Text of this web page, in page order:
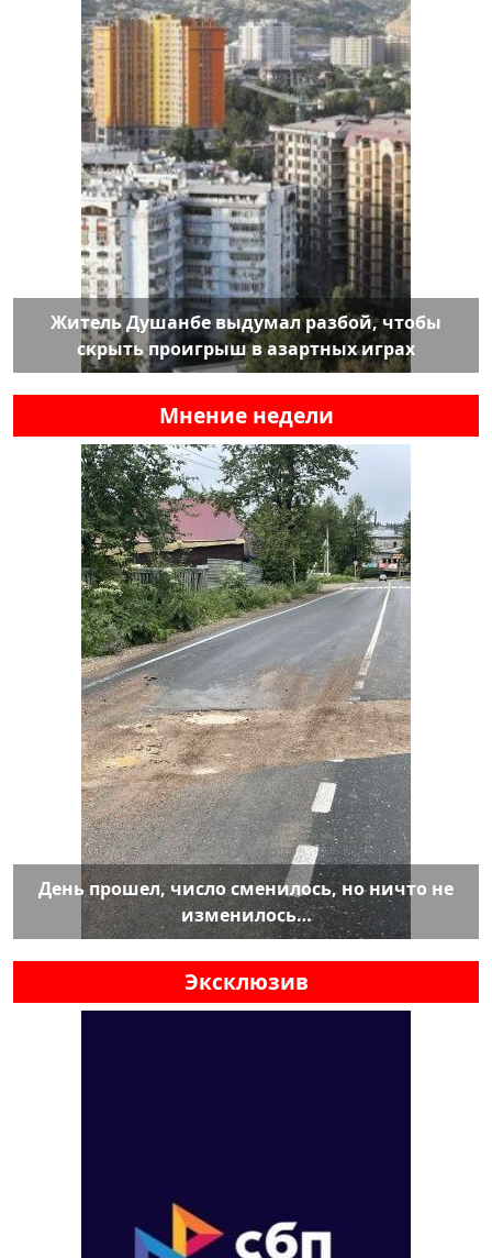
Житель Душанбе выдумал разбой, чтобы
скрыть проигрыш в азартных играх
Мнение недели
День прошел, число сменилось, но ничто не
изменилось…
Эксклюзив